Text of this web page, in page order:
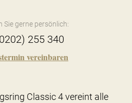
Sie gerne persönlich:
255 340
vereinbaren
Classic 4 vereint alle